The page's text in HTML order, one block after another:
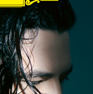
Salzburg,
Wolfgang